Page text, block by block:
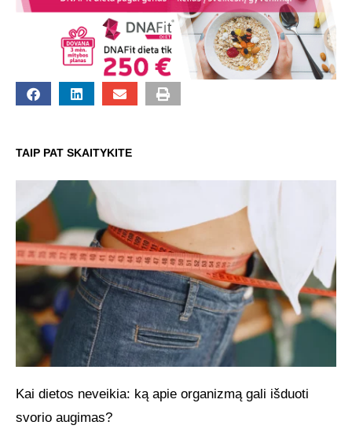
TAIP PAT SKAITYKITE
Kai dietos neveikia: ką apie organizmą gali išduoti
svorio augimas?